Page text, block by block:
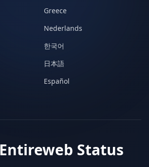
Greece
Nederlands
한국어
日本語
Español
Status